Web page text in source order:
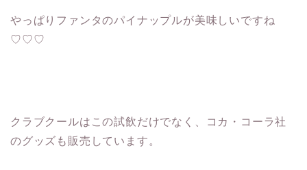
やっぱりファンタのパイナップルが美味しいですね
♡♡♡
クラブクールはこの試飲だけでなく、コカ・コーラ社
のグッズも販売しています。